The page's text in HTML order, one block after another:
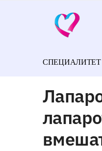
СПЕЦИАЛИТЕТ